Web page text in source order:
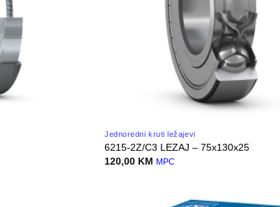
Jednoredni kruti ležajevi
6215-2Z/C3 LEZAJ – 75x130x25
120,00 KM MPC